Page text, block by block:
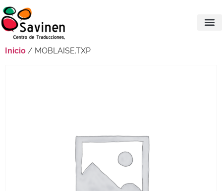
Inicio / MOBLAISE.TXP